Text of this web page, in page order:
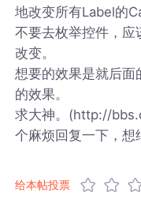
地改变所有Label的
不要去枚举控件，
改变。
想要的效果是就后面
的效果。
求大神。(http://
个麻烦回复一下，想
给本帖投票